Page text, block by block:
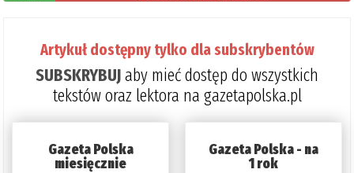
Artykuł dostępny tylko dla subskrybentów
SUBSKRYBUJaby mieć dostęp do wszystkich
tekstów oraz lektora na gazetapolska.pl
Gazeta Polska
miesięcznie
Gazeta Polska - na
1 rok